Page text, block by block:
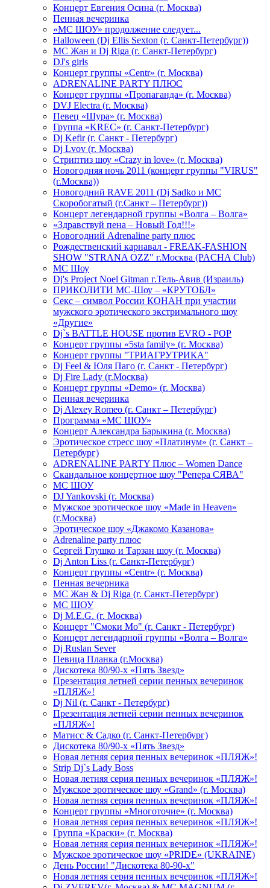
Концерт Евгения Осина (г. Москва)
Пенная вечеринка
«МС ШОУ» продолжение следует...
Halloween (Dj Ellis Sexton (г. Санкт-Петербург))
МС Жан и Dj Riga (г. Санкт-Петербург)
DJ's girls
Концерт группы «Centr» (г. Москва)
ADRENALINE PARTY ПЛЮС
Концерт группы «Пропаганда» (г. Москва)
DVJ Electra (г. Москва)
Певец «Шура» (г. Москва)
Группа «KREC» (г. Санкт-Петербург)
Dj Kefir (г. Санкт - Петербург)
Dj Lvov (г. Москва)
Стриптиз шоу «Crazy in love» (г. Москва)
Новогодняя ночь 2011 (концерт группы "VIRUS"
(г.Москва))
Новогодний RAVE 2011 (Dj Sadko и MC
Скоробогатый (г.Санкт – Петербург))
Концерт легендарной группы «Волга – Волга»
«Здравствуй пена – Новый Год!!!»
Новогодний Adrenaline party плюс
Рождественский карнавал - FREAK-FASHION
SHOW "STRANA OZZ" г.Москва (PACHA Club)
MC Шоу
Dj's Project Noel Gitman г.Тель-Авив (Израиль)
ПРИКОЛИТИ МС-Шоу – «КРУТОБЛ»
Секс – символ России КОНАН при участии
мужского эротического экстримального шоу
«Другие»
Dj`s BATTLE HOUSE против EVRO - POP
Концерт группы «5sta family» (г. Москва)
Концерт группы "ТРИАГРУТРИКА"
Dj Feel & Юля Паго (г. Санкт - Петербург)
Dj Fire Lady (г.Москва)
Концерт группы «Demo» (г. Москва)
Пенная вечеринка
Dj Alexey Romeo (г. Санкт – Петербург)
Программа «МС ШОУ»
Концерт Александра Барыкина (г. Москва)
Эротическое стресс шоу «Платинум» (г. Санкт –
Петербург)
ADRENALINE PARTY Плюс – Women Dance
Скандальное концертное шоу "Репера СЯВА"
МС ШОУ
DJ Yankovski (г. Москва)
Мужское эротическое шоу «Made in Heaven»
(г.Москва)
Эротическое шоу «Джакомо Казанова»
Adrenaline party плюс
Сергей Глушко и Тарзан шоу (г. Москва)
Dj Anton Liss (г. Санкт-Петербург)
Концерт группы «Centr» (г. Москва)
Пенная вечерника
МС Жан & Dj Riga (г. Санкт-Петербург)
МС ШОУ
Dj M.E.G. (г. Москва)
Концерт "Смоки Мо" (г. Санкт - Петербург)
Концерт легендарной группы «Волга – Волга»
Dj Ruslan Sever
Певица Планка (г.Москва)
Дискотека 80/90-х «Пять Звезд»
Презентация летней серии пенных вечеринок
«ПЛЯЖ»!
Dj Nil (г. Санкт - Петербург)
Презентация летней серии пенных вечеринок
«ПЛЯЖ»!
Матисс & Садко (г. Санкт-Петербург)
Дискотека 80/90-х «Пять Звезд»
Новая летняя серия пенных вечеринок «ПЛЯЖ»!
Strip Dj`s Lady Boss
Новая летняя серия пенных вечеринок «ПЛЯЖ»!
Мужское эротическое шоу «Grand» (г. Москва)
Новая летняя серия пенных вечеринок «ПЛЯЖ»!
Концерт группы «Многоточие» (г. Москва)
Новая летняя серия пенных вечеринок «ПЛЯЖ»!
Группа «Краски» (г. Москва)
Новая летняя серия пенных вечеринок «ПЛЯЖ»!
Мужское эротическое шоу «PRIDE» (UKRAINE)
День России! "Дискотека 80-90-х"
Новая летняя серия пенных вечеринок «ПЛЯЖ»!